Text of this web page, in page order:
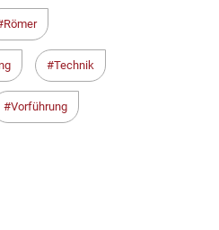
Römer
Technik
Vorführung